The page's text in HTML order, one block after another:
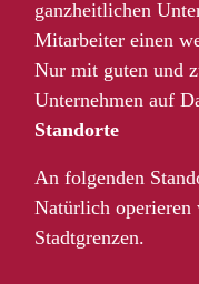
ganzheitlichen
Mitarbeiter einen
Nur mit guten und
Unternehmen auf
Standorte
An folgenden
Natürlich operieren
Stadtgrenzen.